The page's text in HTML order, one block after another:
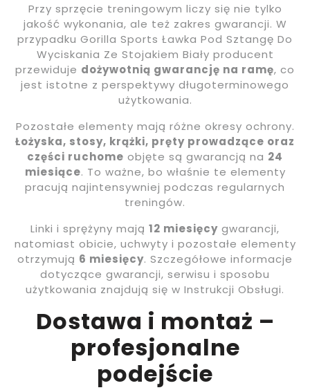
Przy sprzęcie treningowym liczy się nie tylko
jakość wykonania, ale też zakres gwarancji. W
przypadku Gorilla Sports Ławka Pod Sztangę Do
Wyciskania Ze Stojakiem Biały producent
przewiduje dożywotnią gwarancję na ramę, co
jest istotne z perspektywy długoterminowego
użytkowania.
Pozostałe elementy mają różne okresy ochrony.
Łożyska, stosy, krążki, pręty prowadzące oraz
części ruchome objęte są gwarancją na 24
miesiące. To ważne, bo właśnie te elementy
pracują najintensywniej podczas regularnych
treningów.
Linki i sprężyny mają 12 miesięcy gwarancji,
natomiast obicie, uchwyty i pozostałe elementy
otrzymują 6 miesięcy. Szczegółowe informacje
dotyczące gwarancji, serwisu i sposobu
użytkowania znajdują się w Instrukcji Obsługi.
Dostawa i montaż –
profesjonalne
podejście